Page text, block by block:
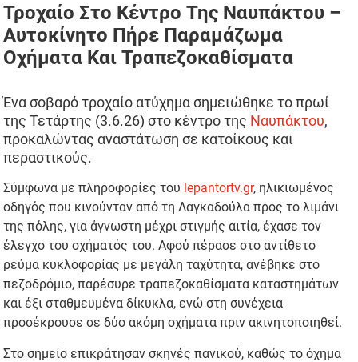
Τροχαίο Στο Κέντρο Της Ναυπάκτου –
Αυτοκίνητο Πήρε Παραμάζωμα
Οχήματα Και Τραπεζοκαθίσματα
Ένα σοβαρό τροχαίο ατύχημα σημειώθηκε το πρωί
της Τετάρτης (3.6.26) στο κέντρο της Ναυπάκτου,
προκαλώντας αναστάτωση σε κατοίκους και
περαστικούς.
Σύμφωνα με πληροφορίες του lepantortv.gr, ηλικιωμένος
οδηγός που κινούνταν από τη Λαγκαδούλα προς το λιμάνι
της πόλης, για άγνωστη μέχρι στιγμής αιτία, έχασε τον
έλεγχο του οχήματός του. Αφού πέρασε στο αντίθετο
ρεύμα κυκλοφορίας με μεγάλη ταχύτητα, ανέβηκε στο
πεζοδρόμιο, παρέσυρε τραπεζοκαθίσματα καταστημάτων
και έξι σταθμευμένα δίκυκλα, ενώ στη συνέχεια
προσέκρουσε σε δύο ακόμη οχήματα πριν ακινητοποιηθεί.
Στο σημείο επικράτησαν σκηνές πανικού, καθώς το όχημα